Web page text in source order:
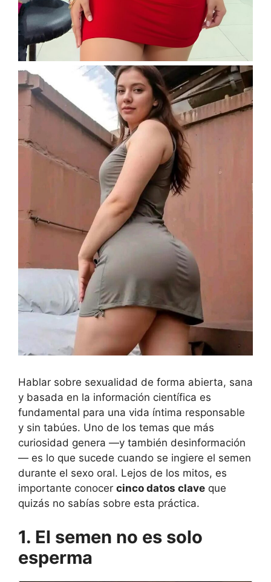
Hablar sobre sexualidad de forma abierta, sana
y basada en la información científica es
fundamental para una vida íntima responsable
y sin tabúes. Uno de los temas que más
curiosidad genera —y también desinformación
— es lo que sucede cuando se ingiere el semen
durante el sexo oral. Lejos de los mitos, es
importante conocer cinco datos clave que
quizás no sabías sobre esta práctica.
1. El semen no es solo
esperma